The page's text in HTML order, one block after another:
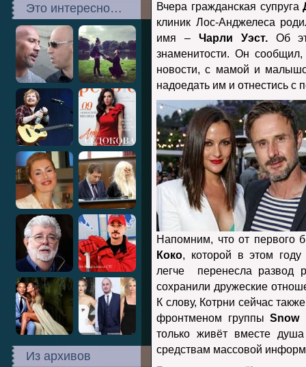
Это интересно…
Из архивов
Вчера гражданская супруга
клиник Лос-Анджелеса
имя –Чарли Уэст.Об
знаменитости. Он
новости, с мамой и
надоедать им и отнестись
Напомним, что от первого
Коко, которой в этом году
легче перенесла развод
сохранили дружеские
К слову, Котрни сейчас
фронтменом группыSnow
только живёт вместе
средствам массовой